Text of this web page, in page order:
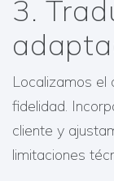
3.
Localizamos el
fidelidad.
cliente y
limitaciones